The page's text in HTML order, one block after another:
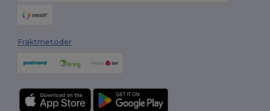
Fraktmetoder